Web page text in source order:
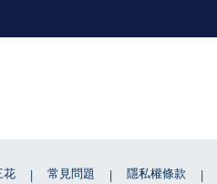
花 常見問題 隱私權條款